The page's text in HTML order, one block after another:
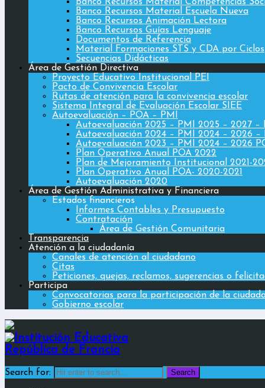
Banco Recursos Material Escuela Nueva
Banco Recursos Animación Lectora
Banco Recursos Guías Lenguaje
Documentos de Referencia
Material Formaciones STS y CDA por Ciclos
Secuencias Didácticas
Área de Gestión Directiva
Proyecto Educativo Institucional PEI
Pacto de Convivencia Escolar
Rutas de atención para la convivencia escolar
Sistema Integral de Evaluación Escolar SIEE
Autoevaluación – POA – PMI
Autoevaluación 2025 – PMI 2025 – 2027 –
Autoevaluación 2024 – PMI 2024 – 2026 –
Autoevaluación 2023 – PMI 2024 – 2026
Plan Operativo Anual POA 2022
Plan de Mejoramiento Institucional 2021-
Plan Operativo Anual POA- 2020-2021
Autoevaluación 2020
Área de Gestión Administrativa y Financiera
Estados financieros
Informes Contables y Presupuesto
Contratación
Área de Gestión Comunitaria
Transparencia
Atención a la ciudadanía
Canales de atención al ciudadano
Citas
Peticiones, quejas, reclamos, sugerencias o
Participa
Convocatorias para la participación de la
Gobierno escolar
Search for: